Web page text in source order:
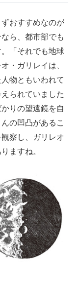
おすすめなのが
ら、都市部でも
「それでも地球
・ガリレイは、
物ともいわれて
られていました
りの望遠鏡を自
の凹凸があるこ
察し、ガリレオ
ますね。